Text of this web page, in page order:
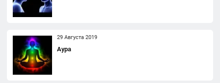
29 Августа 2019
Аура